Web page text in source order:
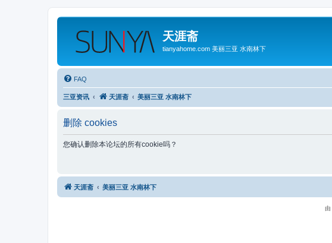
天涯斋
tianyahome.com 美丽三亚 水南林下
FAQ
三亚资讯 天涯斋 美丽三亚 水南林下
删除 cookies
您确认删除本论坛的所有cookie吗？
天涯斋 美丽三亚 水南林下
由